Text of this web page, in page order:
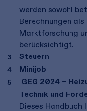
werden sowohl
Berechnungen
Marktforschung
berücksichtigt.
Steuern
Minijob
GEG 2024 –
Technik und
Dieses